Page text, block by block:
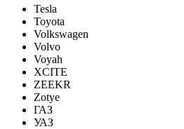
Tesla
Toyota
Volkswagen
Volvo
Voyah
XCITE
ZEEKR
Zotye
ГАЗ
УАЗ